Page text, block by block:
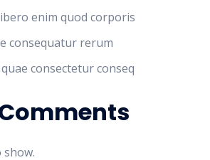
enim quod corporis
consequatur rerum
consectetur conseq